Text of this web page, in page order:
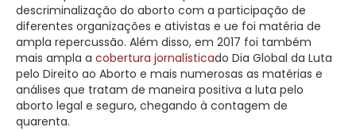
descriminalização do aborto com a participação de
diferentes organizações e ativistas e ue foi matéria de
ampla repercussão. Além disso, em 2017 foi também
mais ampla a cobertura jornalísticado Dia Global da Luta
pelo Direito ao Aborto e mais numerosas as matérias e
análises que tratam de maneira positiva a luta pelo
aborto legal e seguro, chegando à contagem de
quarenta.